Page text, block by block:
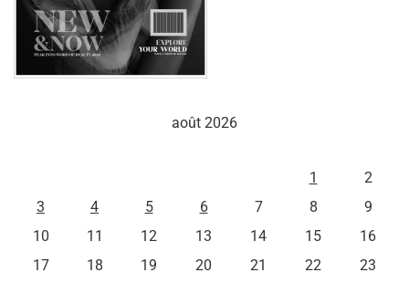
août 2026
1
2
3
4 5 6 7 8
9
10
11 12 13 14 15
16
17
18 19 20 21 22
23